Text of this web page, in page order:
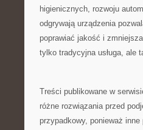
higienicznych, rozwoju
odgrywają urządzenia
poprawiać jakość i
tylko tradycyjna usługa, ale
Treści publikowane w
różne rozwiązania przed
przypadkowy, ponieważ